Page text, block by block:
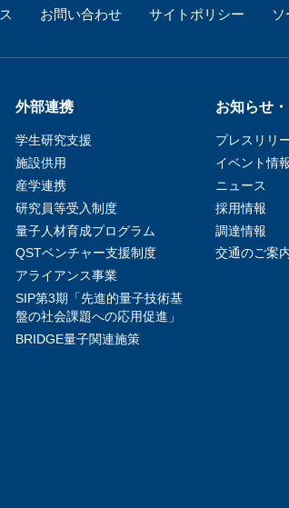
お問い合わせ サイトポリシー
外部連携
学生研究支援​
施設供用
産学連携
研究員等受入制度
量子人材育成プログラム
QSTベンチャー支援制度
アライアンス事業
SIP第3期「先進的量子技術基
盤の社会課題への応用促進」
BRIDGE量子関連施策
お知らせ
プレスリリ
イベント情
ニュース
採用情報
調達情報
交通のご案